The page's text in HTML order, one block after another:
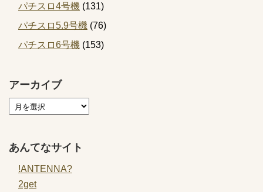
パチスロ4号機 (131)
パチスロ5.9号機 (76)
パチスロ6号機 (153)
アーカイブ
あんてなサイト
!ANTENNA?
2get